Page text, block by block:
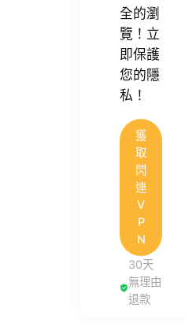
全的瀏
覽！立
即保護
您的隱
私！
獲
取
閃
連
V
P
N
30天
無理由
退款